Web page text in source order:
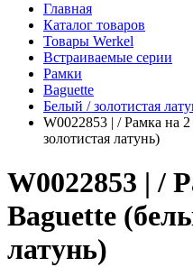
Главная
Каталог товаров
Товары Werkel
Встраиваемые серии
Рамки
Baguette
Белый / золотистая
W0022853 | / Рамка на
золотистая латунь)
W0022853 | /
Baguette
латунь)